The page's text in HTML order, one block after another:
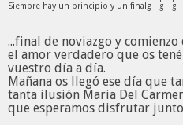
Siempre hay un principio y un final
...final de noviazgo y
el amor verdadero que os
vuestro día a día.
Mañana os llegó ese día que
tanta ilusión Maria Del
que esperamos disfrutar